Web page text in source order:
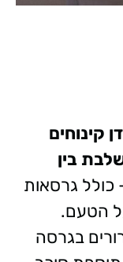
קינוחים
בין
כולל גרסאות
הטעם.
בגרסה